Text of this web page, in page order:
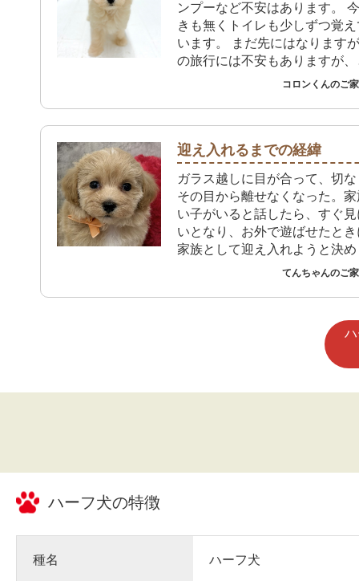
ンプーなど不安はあります。
きも無くトイレも少しずつ覚
います。 まだ先にはなります
の旅行には不安もありますが
しみにしています！コロンくんのご
迎え入れるまでの経緯
ガラス越しに目が合って、切
その目から離せなくなった。
い子がいると話したら、すぐ
いとなり、お外で遊ばせたと
家族として迎え入れようと決
てんちゃんのご
ハーフ犬の特徴
種名 ハーフ犬